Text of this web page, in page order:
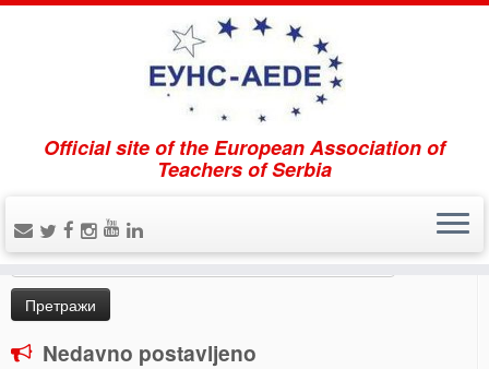
Official site of the European Association of
Teachers of Serbia
Home » Uncategorized » Časopis „Škola Evrope“,
Pretraži
Претрага
за:
Nedavno postavljeno